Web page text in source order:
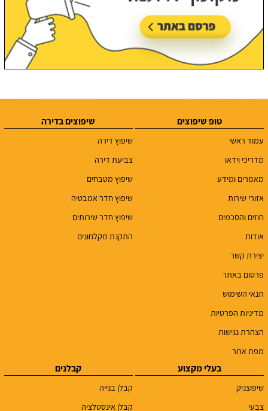
טופ שיפוצים
עמוד ראשי
מדריכי וידאו
מאמרים ומידע
אזורי שירות
חוזים והסכמים
אודות
יצירת קשר
פרסום באתר
תנאי השימוש
מדיניות הפרטיות
הצהרת נגישות
מפת אתר
שיפוצים בדירה
שיפוץ דירה
צביעת דירה
שיפוץ מטבחים
שיפוץ חדר אמבטיה
שיפוץ חדר שירותים
התקנת מקלחונים
בעלי מקצוע
שיפוצניק
צבעי
קבלנים
קבלן בנייה
קבלן אינסטלציה